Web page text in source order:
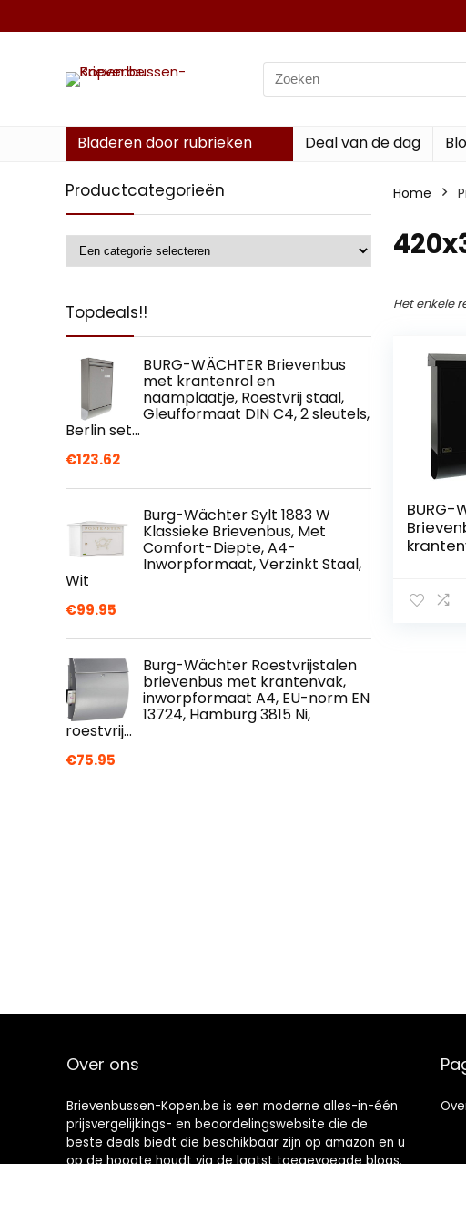
Search
for:
Bladeren door rubrieken Deal van de dag
Productcategorieën
Topdeals!!
BURG-WÄCHTER Brievenbus
met krantenrol en
naamplaatje, Roestvrij staal,
Gleufformaat DIN C4, 2 sleutels,
Berlin set…
€123.62
Burg-Wächter Sylt 1883 W
Klassieke Brievenbus, Met
Comfort-Diepte, A4-
Inworpformaat, Verzinkt Staal,
Wit
€99.95
Burg-Wächter Roestvrijstalen
brievenbus met krantenvak,
inworpformaat A4, EU-norm EN
13724, Hamburg 3815 Ni,
roestvrij…
€75.95
Home
Het enkele
BURG-
staal,
Over ons
Brievenbussen-Kopen.be is een moderne alles-in-één
prijsvergelijkings- en beoordelingswebsite die de
beste deals biedt die beschikbaar zijn op amazon en u
op de hoogte houdt via de laatst toegevoegde blogs.